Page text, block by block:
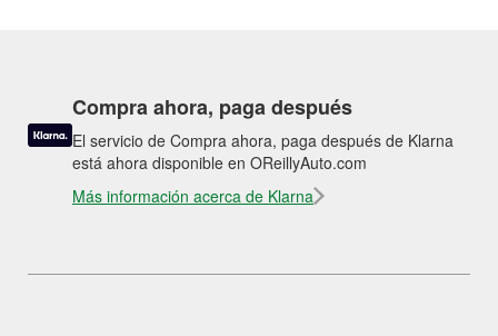
Compra ahora, paga después
El servicio de Compra ahora, paga después de Klarna
está ahora disponible en OReillyAuto.com
Más información acerca de Klarna